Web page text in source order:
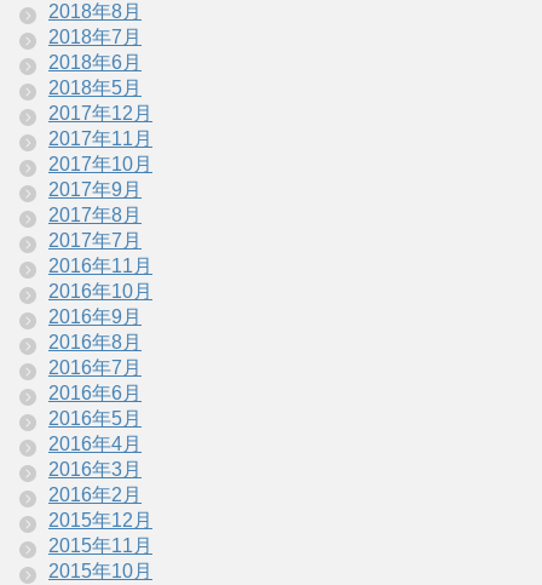
2018年8月
2018年7月
2018年6月
2018年5月
2017年12月
2017年11月
2017年10月
2017年9月
2017年8月
2017年7月
2016年11月
2016年10月
2016年9月
2016年8月
2016年7月
2016年6月
2016年5月
2016年4月
2016年3月
2016年2月
2015年12月
2015年11月
2015年10月